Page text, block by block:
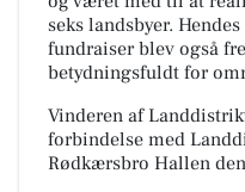
seks landsbyer.
fundraiser blev også
betydningsfuldt for
Vinderen af
forbindelse med
Rødkærsbro Hallen